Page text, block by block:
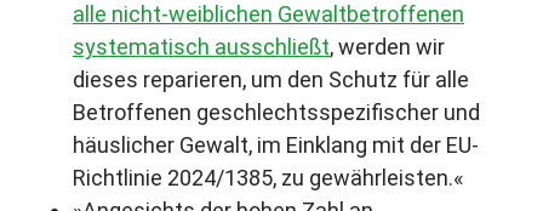
alle nicht-weiblichen Gewaltbetroffenen
systematisch ausschließt, werden wir
dieses reparieren, um den Schutz für alle
Betroffenen geschlechtsspezifischer und
häuslicher Gewalt, im Einklang mit der EU-
Richtlinie 2024/1385, zu gewährleisten.«